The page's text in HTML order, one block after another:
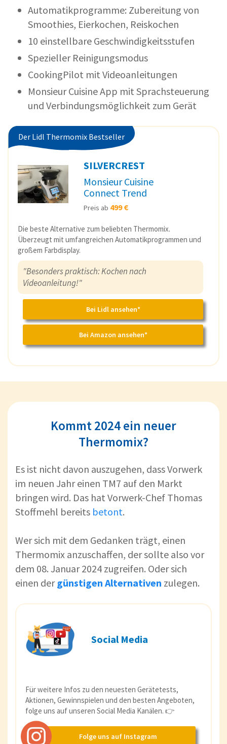
Automatikprogramme: Zubereitung von
Smoothies, Eierkochen, Reiskochen
10 einstellbare Geschwindigkeitsstufen
Spezieller Reinigungsmodus
CookingPilot mit Videoanleitungen
Monsieur Cuisine App mit Sprachsteuerung
und Verbindungsmöglichkeit zum Gerät
Der Lidl Thermomix Bestseller
SILVERCREST
Monsieur Cuisine
Connect Trend
Preis ab 499 €
Die beste Alternative zum beliebten Thermomix.
Überzeugt mit umfangreichen Automatikprogrammen und
großem Farbdisplay.
"Besonders praktisch: Kochen nach
Videoanleitung!"
Bei Lidl ansehen*
Bei Amazon ansehen*
Kommt 2024 ein neuer
Thermomix?
Es ist nicht davon auszugehen, dass Vorwerk
im neuen Jahr einen TM7 auf den Markt
bringen wird. Das hat Vorwerk-Chef Thomas
Stoffmehl bereits betont.
Wer sich mit dem Gedanken trägt, einen
Thermomix anzuschaffen, der sollte also vor
dem 08. Januar 2024 zugreifen. Oder sich
einen dergünstigen Alternativen zulegen.
Social Media
Für weitere Infos zu den neuesten Gerätetests,
Aktionen, Gewinnspielen und den besten Angeboten,
folge uns auf unseren Social Media Kanälen. 👉
Folge uns auf Instagram